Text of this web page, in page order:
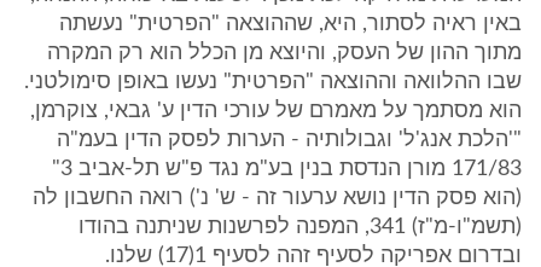
באין ראיה לסתור, היא, שההוצאה "הפרטית" נעשתה
מתוך ההון של העסק, והיוצא מן הכלל הוא רק המקרה
שבו ההלוואה וההוצאה "הפרטית" נעשו באופן סימולטני.
הוא מסתמך על מאמרם של עורכי הדין ע' גבאי, צוקרמן,
"'הלכת אנג'ל' וגבולותיה - הערות לפסק הדין בעמ"ה
171/83 מורן הנדסת בנין בע"מ נגד פ"ש תל-אביב 3"
(הוא פסק הדין נושא ערעור זה - ש' נ') רואה החשבון לה
(תשמ"ו-מ"ז) 341, המפנה לפרשנות שניתנה בהודו
ובדרום אפריקה לסעיף זהה לסעיף 1(17) שלנו.